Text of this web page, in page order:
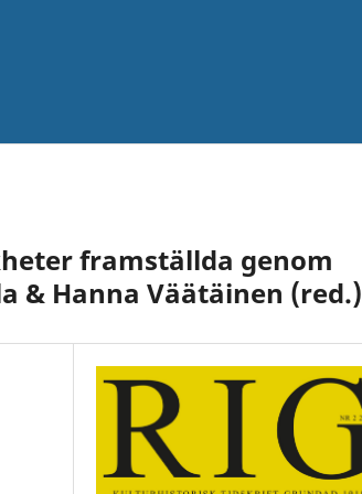
framställda genom
& Hanna Väätäinen (red.)